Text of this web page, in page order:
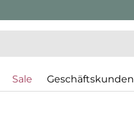
Sale Geschäftskunden